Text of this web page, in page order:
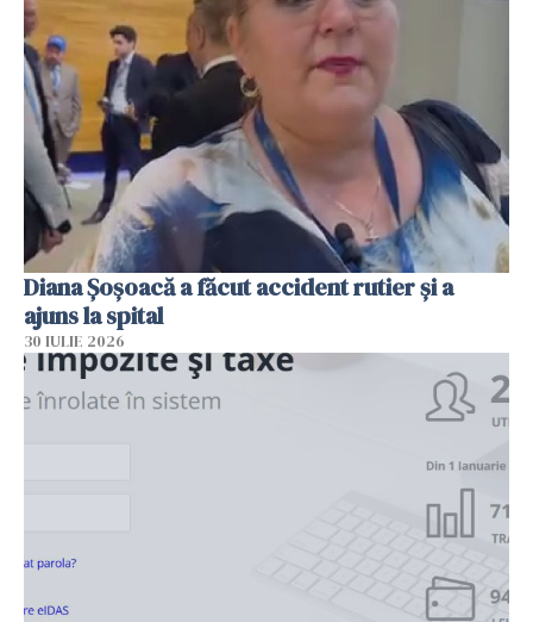
Diana Șoșoacă a făcut accident rutier și a
ajuns la spital
30 IULIE 2026